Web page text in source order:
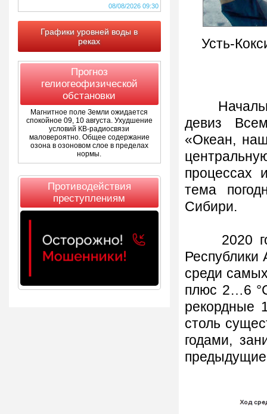
08/08/2026 09:30
Графики уровней воды в
реках
Прогноз
гелиогеофизической
обстановки
Магнитное поле Земли ожидается
спокойное 09, 10 августа. Ухудшение
условий КВ-радиосвязи
маловероятно. Общее содержание
озона в озоновом слое в пределах
нормы.
Противодействия
преступлениям
Усть-
девиз
«Океан,
процессах
тема
Сибири.
2020 год
Республики
среди
плюс 2…6
рекордные
столь
годами,
предыдущие